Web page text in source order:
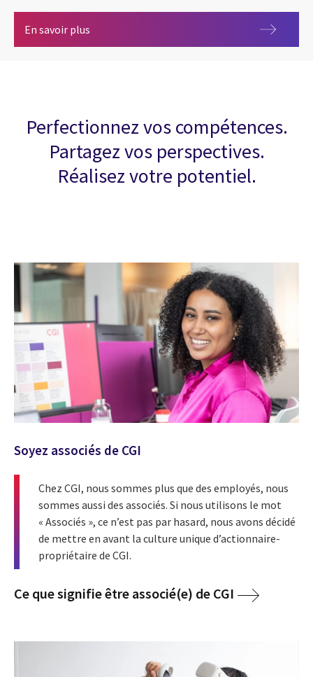
En savoir plus
Perfectionnez vos compétences.
Partagez vos perspectives.
Réalisez votre potentiel.
Soyez associés de CGI
Chez CGI, nous sommes plus que des employés, nous
sommes aussi des associés. Si nous utilisons le mot
« Associés », ce n’est pas par hasard, nous avons décidé
de mettre en avant la culture unique d’actionnaire-
propriétaire de CGI.
Ce que signifie être associé(e) de CGI